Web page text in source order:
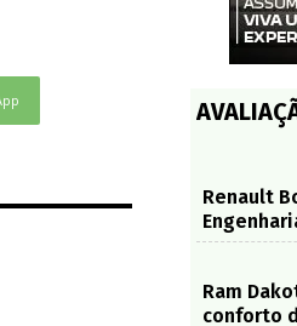
Renault
Ram
conforto